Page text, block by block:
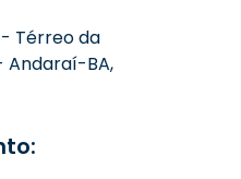
Térreo da
Andaraí-BA,